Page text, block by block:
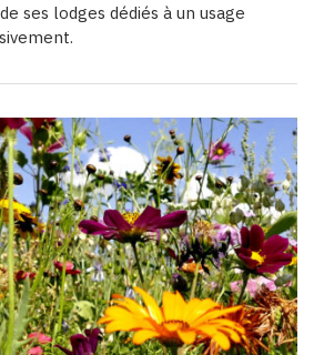
ses lodges dédiés à un usage